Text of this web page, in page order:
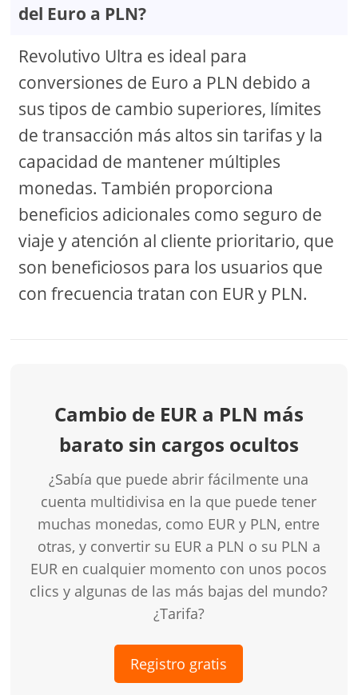
del Euro a PLN?
Revolutivo Ultra es ideal para
conversiones de Euro a PLN debido a
sus tipos de cambio superiores, límites
de transacción más altos sin tarifas y la
capacidad de mantener múltiples
monedas. También proporciona
beneficios adicionales como seguro de
viaje y atención al cliente prioritario, que
son beneficiosos para los usuarios que
con frecuencia tratan con EUR y PLN.
Cambio de EUR a PLN más
barato sin cargos ocultos
¿Sabía que puede abrir fácilmente una
cuenta multidivisa en la que puede tener
muchas monedas, como EUR y PLN, entre
otras, y convertir su EUR a PLN o su PLN a
EUR en cualquier momento con unos pocos
clics y algunas de las más bajas del mundo?
¿Tarifa?
Registro gratis